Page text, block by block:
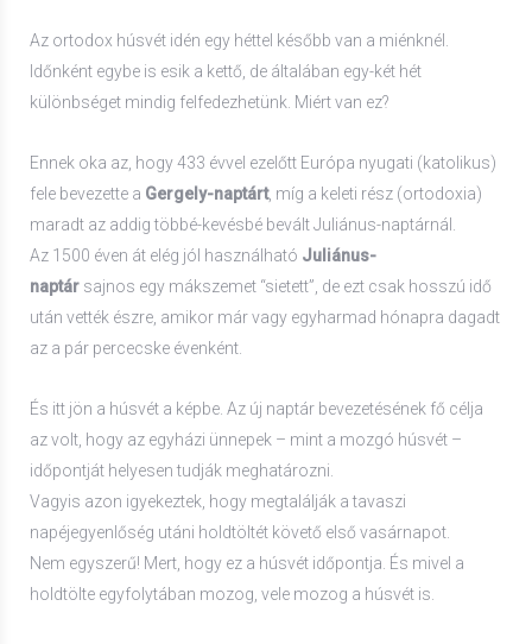
Az ortodox húsvét idén egy héttel később van a miénknél.
Időnként egybe is esik a kettő, de általában egy-két hét
különbséget mindig felfedezhetünk. Miért van ez?
Ennek oka az, hogy 433 évvel ezelőtt Európa nyugati (katolikus)
fele bevezette a Gergely-naptárt, míg a keleti rész (ortodoxia)
maradt az addig többé-kevésbé bevált Juliánus-naptárnál.
Az 1500 éven át elég jól használható Juliánus-
naptár sajnos egy mákszemet “sietett”, de ezt csak hosszú idő
után vették észre, amikor már vagy egyharmad hónapra dagadt
az a pár percecske évenként.
És itt jön a húsvét a képbe. Az új naptár bevezetésének fő célja
az volt, hogy az egyházi ünnepek – mint a mozgó húsvét –
időpontját helyesen tudják meghatározni.
Vagyis azon igyekeztek, hogy megtalálják a tavaszi
napéjegyenlőség utáni holdtöltét követő első vasárnapot.
Nem egyszerű! Mert, hogy ez a húsvét időpontja. És mivel a
holdtölte egyfolytában mozog, vele mozog a húsvét is.